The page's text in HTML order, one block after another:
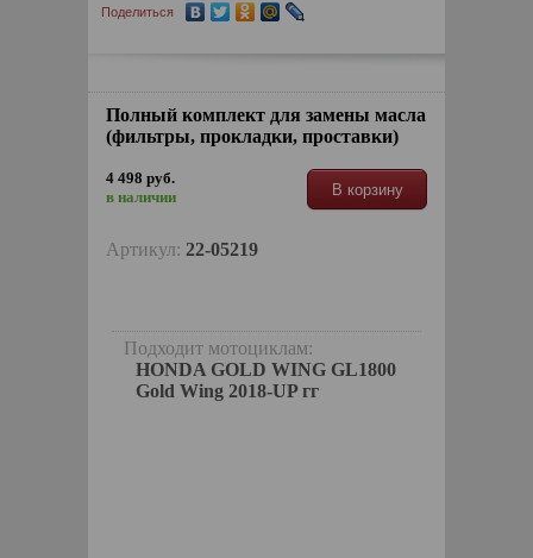
Поделиться
Полный комплект для замены масла
(фильтры, прокладки, проставки)
4 498 руб.
в наличии
В корзину
Артикул: 22-05219
Подходит мотоциклам:
HONDA GOLD WING GL1800
Gold Wing 2018-UP гг